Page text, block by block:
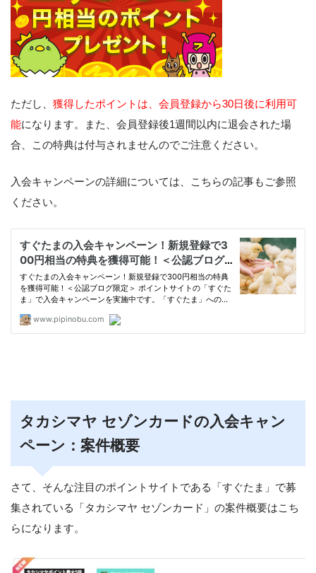
ただし、 獲得したポイントは、会員登録から30日後に利用可
能になります。また、会員登録後1週間以内に退会された場
合、この特典は付与されませんのでご注意ください。
入会キャンペーンの詳細については、こちらの記事もご参照
ください。
タカシマヤ セゾンカードの入会キャン
ペーン：案件概要
さて、そんな注目のポイントサイトである「すぐたま」で募
集されている「タカシマヤ セゾンカード」の案件概要はこち
らになります。